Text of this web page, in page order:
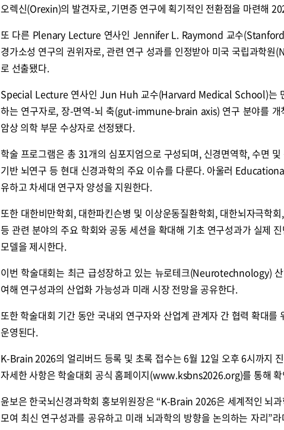
오렉신(Orexin)의 발견자로, 기면증 연구에 획기적인 전환점을 마련해
또 다른 Plenary Lecture 연사인 Jennifer L. Raymond 교수
경가소성 연구의 권위자로, 관련 연구 성과를 인정받아 미국 국립과학
로 선출됐다.
Special Lecture 연사인 Jun Huh 교수(Harvard Medical School)는
하는 연구자로, 장-면역-뇌 축(gut-immune-brain axis) 연구 분야를 개
암상 의학 부문 수상자로 선정됐다.
학술 프로그램은 총 31개의 심포지엄으로 구성되며, 신경면역학, 수면
기반 뇌연구 등 현대 신경과학의 주요 이슈를 다룬다. 아울러
유하고 차세대 연구자 양성을 지원한다.
또한 대한비만학회, 대한파킨슨병 및 이상운동질환학회, 대한뇌자극학
등 관련 분야의 주요 학회와 공동 세션을 확대해 기초 연구성과가 실제
모델을 제시한다.
이번 학술대회는 최근 급성장하고 있는 뉴로테크(Neurotechnology)
여해 연구성과의 산업화 가능성과 미래 시장 전망을 공유한다.
또한 학술대회 기간 동안 국내외 연구자와 산업계 관계자 간 협력 확대를
운영된다.
K-Brain 2026의 얼리버드 등록 및 초록 접수는 6월 12일 오후 6시까지
자세한 사항은 학술대회 공식 홈페이지(www.ksbns2026.org)를 통해 확
윤보은 한국뇌신경과학회 홍보위원장은 “K-Brain 2026은 세계적인 뇌
모여 최신 연구성과를 공유하고 미래 뇌과학의 방향을 논의하는 자리”